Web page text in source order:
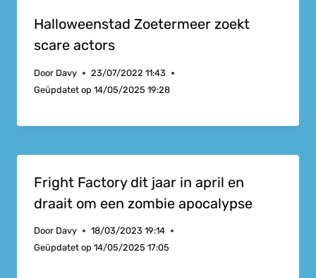
Halloweenstad Zoetermeer zoekt
scare actors
Door Davy
23/07/2022 11:43
Geüpdatet op 14/05/2025 19:28
Fright Factory dit jaar in april en
draait om een zombie apocalypse
Door Davy
18/03/2023 19:14
Geüpdatet op 14/05/2025 17:05